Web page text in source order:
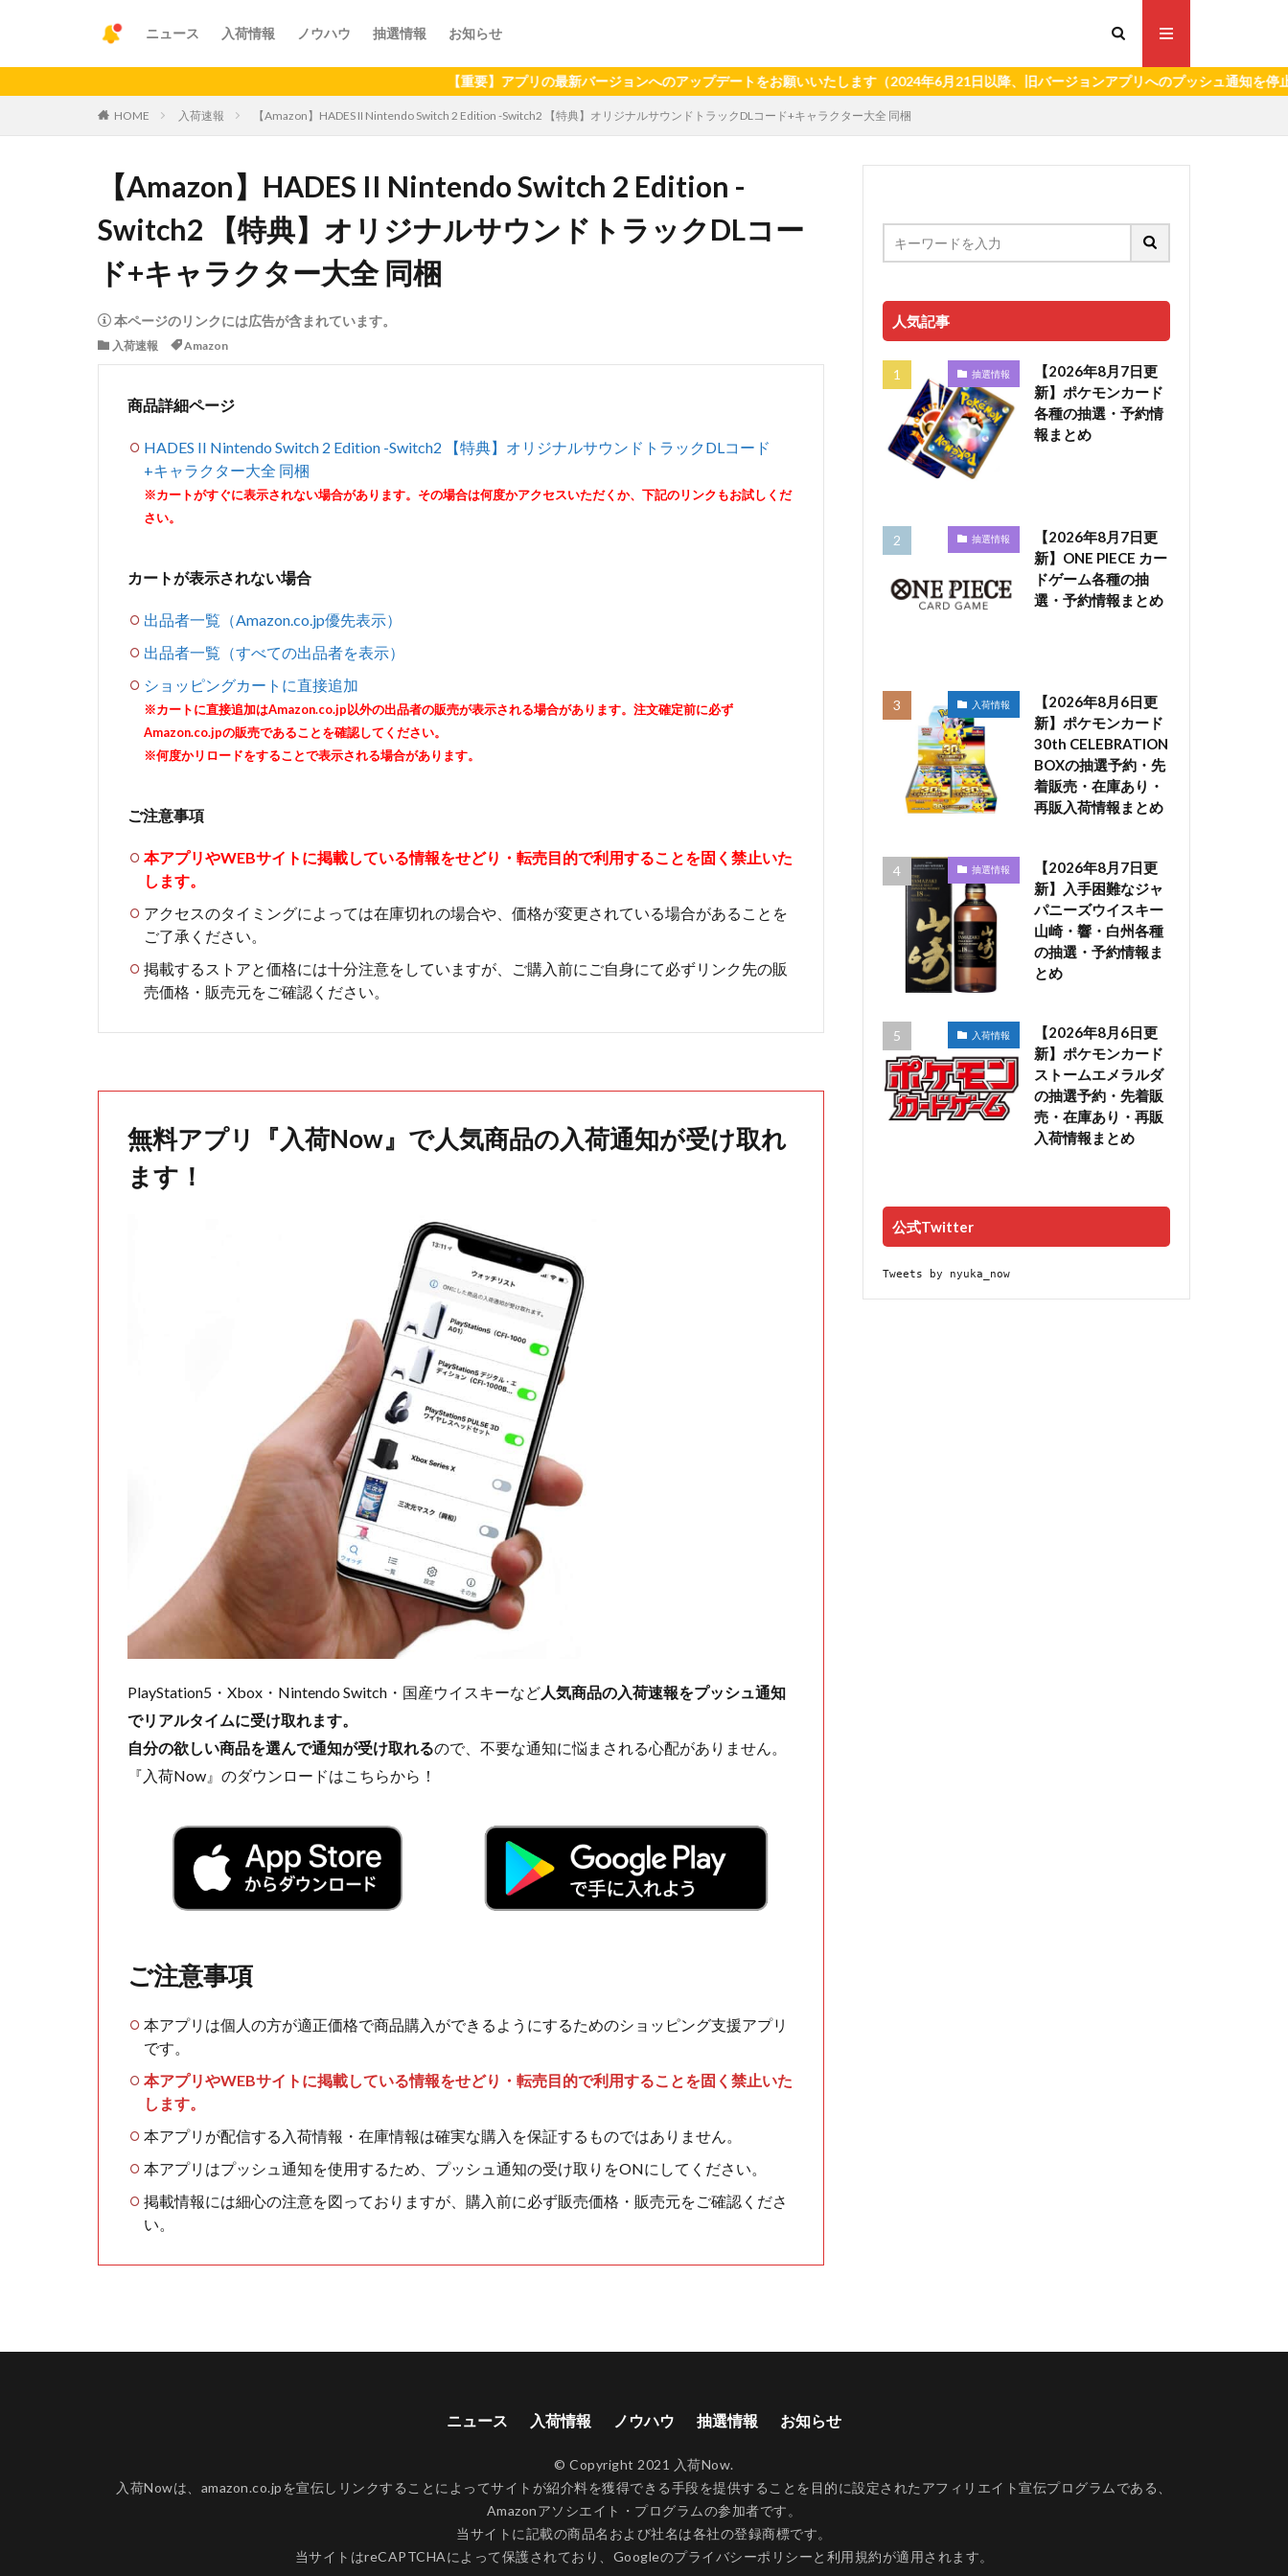
ニュース 入荷情報 ノウハウ 抽選情報 お知らせ
【重要】アプリの最新バージョンへのアップデートをお願いいたします（2024年6月21日以降、旧バージョンアプリへのプッシュ通知を停止いたしま
HOME 入荷速報 【Amazon】HADES II Nintendo Switch 2 Edition -Switch2 【特典】オリジナルサウンドトラックDLコード+キャラクター大全 同梱
【Amazon】HADES II Nintendo Switch 2 Edition -
Switch2 【特典】オリジナルサウンドトラックDLコー
ド+キャラクター大全 同梱
本ページのリンクには広告が含まれています。
入荷速報 Amazon
商品詳細ページ
HADES II Nintendo Switch 2 Edition -Switch2 【特典】オリジナルサウンドトラックDLコード
+キャラクター大全 同梱
※カートがすぐに表示されない場合があります。その場合は何度かアクセスいただくか、下記のリンクもお試しくだ
さい。
カートが表示されない場合
出品者一覧（Amazon.co.jp優先表示）
出品者一覧（すべての出品者を表示）
ショッピングカートに直接追加
※カートに直接追加はAmazon.co.jp以外の出品者の販売が表示される場合があります。注文確定前に必ず
Amazon.co.jpの販売であることを確認してください。
※何度かリロードをすることで表示される場合があります。
ご注意事項
本アプリやWEBサイトに掲載している情報をせどり・転売目的で利用することを固く禁止いた
します。
アクセスのタイミングによっては在庫切れの場合や、価格が変更されている場合があることを
ご了承ください。
掲載するストアと価格には十分注意をしていますが、ご購入前にご自身にて必ずリンク先の販
売価格・販売元をご確認ください。
無料アプリ『入荷Now』で人気商品の入荷通知が受け取れ
ます！
PlayStation5・Xbox・Nintendo Switch・国産ウイスキーなど人気商品の入荷速報をプッシュ通知
でリアルタイムに受け取れます。
自分の欲しい商品を選んで通知が受け取れるので、不要な通知に悩まされる心配がありません。
『入荷Now』のダウンロードはこちらから！
ご注意事項
本アプリは個人の方が適正価格で商品購入ができるようにするためのショッピング支援アプリ
です。
本アプリやWEBサイトに掲載している情報をせどり・転売目的で利用することを固く禁止いた
します。
本アプリが配信する入荷情報・在庫情報は確実な購入を保証するものではありません。
本アプリはプッシュ通知を使用するため、プッシュ通知の受け取りをONにしてください。
掲載情報には細心の注意を図っておりますが、購入前に必ず販売価格・販売元をご確認くださ
い。
人気記事
抽選情報
【2026年8月7日更
新】ポケモンカード
各種の抽選・予約情
報まとめ
抽選情報
【2026年8月7日更
新】ONE PIECE カー
ドゲーム各種の抽
選・予約情報まとめ
入荷情報
【2026年8月6日更
新】ポケモンカード
30th CELEBRATION
BOXの抽選予約・先
着販売・在庫あり・
再販入荷情報まとめ
抽選情報
【2026年8月7日更
新】入手困難なジャ
パニーズウイスキー
山崎・響・白州各種
の抽選・予約情報ま
とめ
入荷情報
【2026年8月6日更
新】ポケモンカード
ストームエメラルダ
の抽選予約・先着販
売・在庫あり・再販
入荷情報まとめ
公式Twitter
Tweets by nyuka_now
ニュース 入荷情報 ノウハウ 抽選情報 お知らせ
© Copyright 2021 入荷Now.
入荷Nowは、amazon.co.jpを宣伝しリンクすることによってサイトが紹介料を獲得できる手段を提供することを目的に設定されたアフィリエイト宣伝プログラムである、
Amazonアソシエイト・プログラムの参加者です。
当サイトに記載の商品名および社名は各社の登録商標です。
当サイトはreCAPTCHAによって保護されており、Googleのプライバシーポリシーと 利用規約が適用されます。